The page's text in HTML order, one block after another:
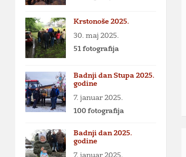
Krstonoše 2025.
30. maj 2025.
51 fotografija
Badnji dan Stupa 2025.
godine
7. januar 2025.
100 fotografija
Badnji dan 2025.
godine
7. januar 2025.